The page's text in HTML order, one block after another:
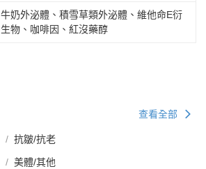
牛奶外泌體、積雪草類外泌體、維他命E衍
生物、咖啡因、紅沒藥醇
查看全部
抗皺/抗老
美體/其他